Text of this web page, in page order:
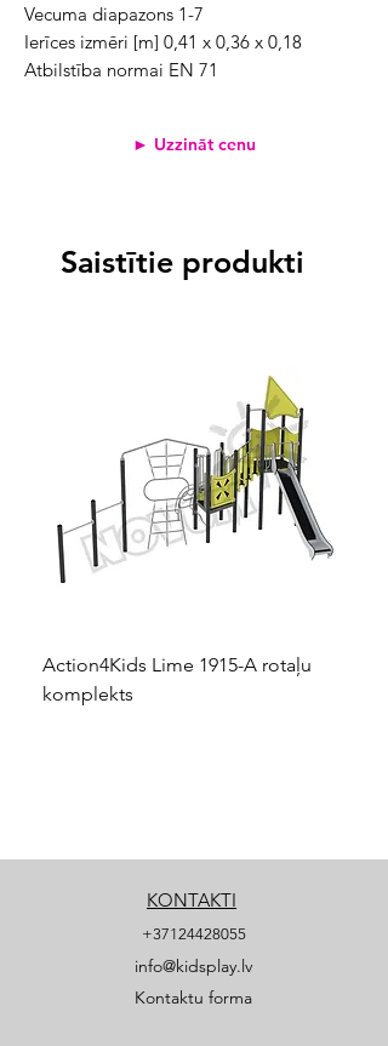
Vecuma diapazons 1-7
Ierīces izmēri [m] 0,41 x 0,36 x 0,18
Atbilstība normai EN 71
► Uzzināt cenu
Saistītie produkti
Action4Kids Lime 1915-A rotaļu
komplekts
KONTAKTI
+37124428055
info@kidsplay.lv
Kontaktu forma